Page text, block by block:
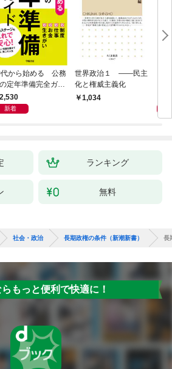
から始める 公務
定年準備完全ガイ
2,530
新着
世界政治１ ――民主
化と権威主義化
1,034
ランキング
無料
社会・政治 長期政権の条件（新潮新書） 長
もっと便利で快適に！